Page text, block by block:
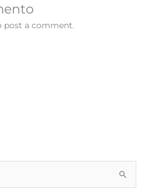
post a comment.